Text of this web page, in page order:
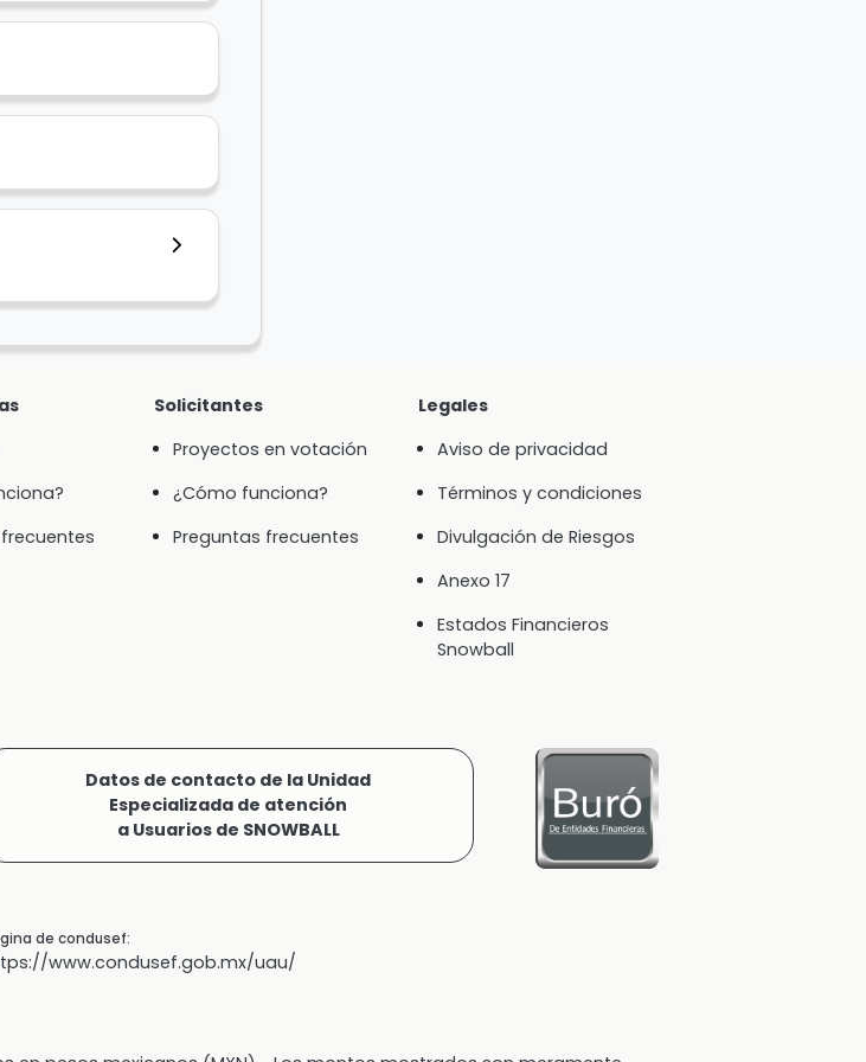
Solicitantes
Proyectos en votación
¿Cómo funciona?
Preguntas frecuentes
Legales
Aviso de privacidad
Términos y condiciones
Divulgación de Riesgos
Anexo 17
Estados Financieros
Snowball
Datos de contacto de la Unidad
Especializada de atención
a Usuarios de SNOWBALL
de condusef:
www.condusef.gob.mx/uau/